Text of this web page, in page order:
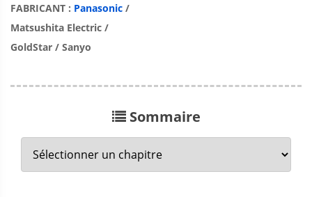
FABRICANT : Panasonic /
Matsushita Electric /
GoldStar / Sanyo
Sommaire